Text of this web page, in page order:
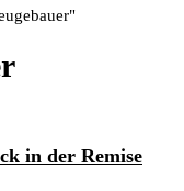
in der Remise